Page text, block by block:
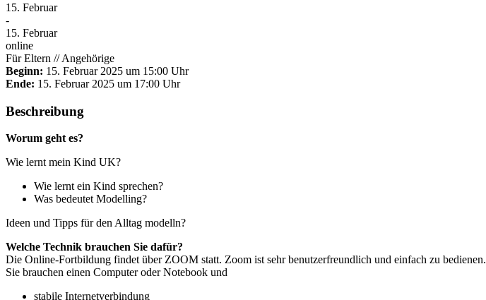
15. Februar
-
15. Februar
online
Für Eltern // Angehörige
Beginn: 15. Februar 2025 um 15:00 Uhr
Ende: 15. Februar 2025 um 17:00 Uhr
Beschreibung
Worum geht es?
Wie lernt mein Kind UK?
Wie lernt ein Kind sprechen?
Was bedeutet Modelling?
Ideen und Tipps für den Alltag modelln?
Welche Technik brauchen Sie dafür?
Die Online-Fortbildung findet über ZOOM statt. Zoom ist sehr benutzerfreundlich und einfach zu bedienen.
Sie brauchen einen Computer oder Notebook und
stabile Internetverbindung